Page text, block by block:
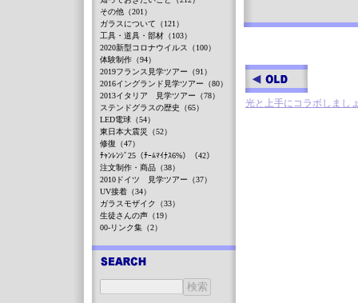
光と上手にコラボしまし
その他（201）
ガラスについて（121）
工具・道具・部材（103）
2020新型コロナウイルス（100）
体験制作（94）
2019フランス見学ツアー（91）
2016イングランド見学ツアー（80）
2013イタリア 見学ツアー（78）
ステンドグラスの歴史（65）
LED電球（54）
東日本大震災（52）
修復（47）
ﾁｬﾝﾚﾝｼﾞ25（ﾁｰﾑﾏｲﾅｽ6%）（42）
注文制作・商品（38）
2010ドイツ 見学ツアー（37）
UV接着（34）
ガラスモザイク（33）
生徒さんの声（19）
00-リンク集（2）